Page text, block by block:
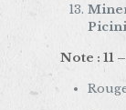
Note : 11